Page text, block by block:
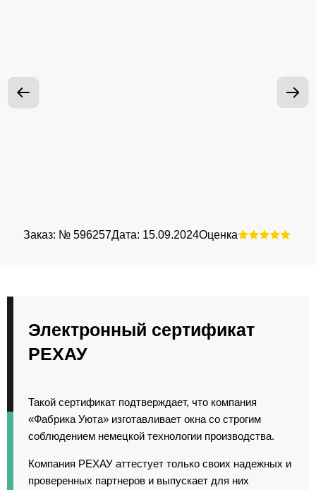
Заказ: № 596257Дата: 15.09.2024Оценка
Электронный сертификат
РЕХАУ
Такой сертификат подтверждает, что компания
«Фабрика Уюта» изготавливает окна со строгим
соблюдением немецкой технологии производства.
Компания РЕХАУ аттестует только своих надежных и
проверенных партнеров и выпускает для них